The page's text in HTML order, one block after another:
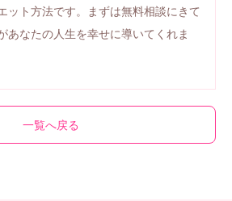
ット方法です。まずは無料相談にきて
あなたの人生を幸せに導いてくれま
一覧へ戻る